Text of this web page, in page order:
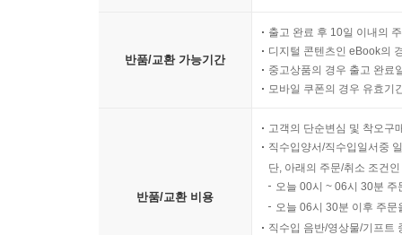
반품/교환 가능기간
출고 완료 후 10일 이내의
디지털 콘텐츠인 eBook의
중고상품의 경우 출고 완료
모바일 쿠폰의 경우 유효기
반품/교환 비용
고객의 단순변심 및 착오구
직수입양서/직수입일서중
단, 아래의 주문/취소 조건
오늘 00시 ~ 06시 30분
오늘 06시 30분 이후 주
직수입 음반/영상물/기프트